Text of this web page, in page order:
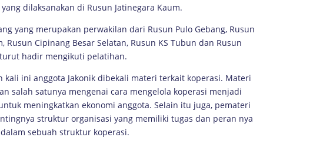
dilaksanakan di Rusun Jatinegara Kaum.
yang merupakan perwakilan dari Rusun Pulo Gebang, Rusun
Rusun Cipinang Besar Selatan, Rusun KS Tubun dan Rusun
hadir mengikuti pelatihan.
kali ini anggota Jakonik dibekali materi terkait koperasi. Materi
salah satunya mengenai cara mengelola koperasi menjadi
meningkatkan ekonomi anggota. Selain itu juga, pemateri
struktur organisasi yang memiliki tugas dan peran nya
sebuah struktur koperasi.